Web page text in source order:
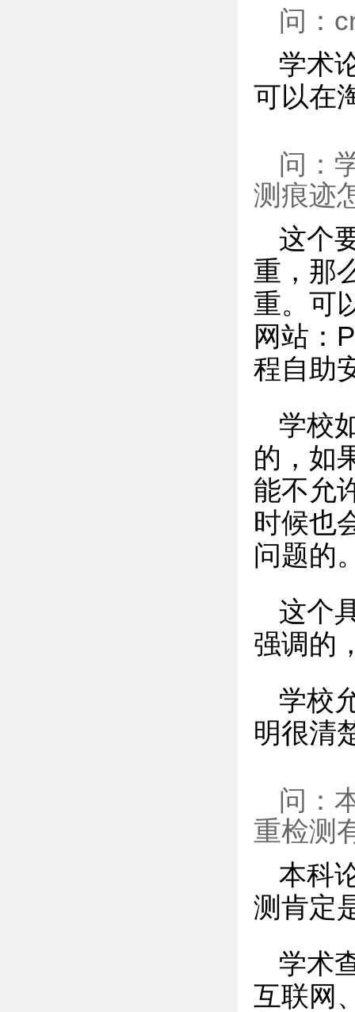
问：
学术
可以在
问：
测痕迹
这个
重，那
重。可
网站：
程自助
学校
的，如
能不允
时候也
问题的
这个
强调的
学校
明很清
问：
重检测
本科
测肯定
学术
互联网